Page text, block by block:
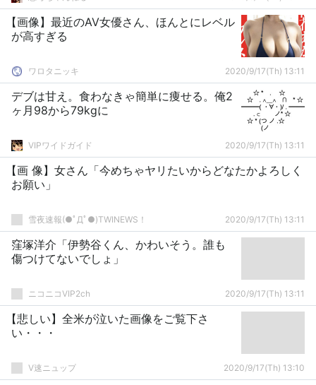
【画像】最近のAV女優さん、ほんとにレベル
が高すぎる
ワロタニッキ 2020/9/17(Th) 13:11
デブは甘え。食わなきゃ簡単に痩せる。俺2
ヶ月98から79kgに
VIPワイドガイド 2020/9/17(Th) 13:11
【画 像】女さん「今めちゃヤリたいからどなたかよろしく
お願い」
雪夜速報(●ﾟДﾟ●)TWINEWS！ 2020/9/17(Th) 13:11
窪塚洋介「伊勢谷くん、かわいそう。誰も
傷つけてないでしょ」
ニコニコVIP2ch 2020/9/17(Th) 13:11
【悲しい】全米が泣いた画像をご覧下さ
い・・・
V速ニュップ 2020/9/17(Th) 13:10